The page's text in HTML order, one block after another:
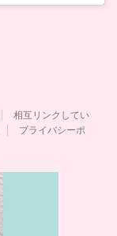
相互リンクしてい
プライバシーポ